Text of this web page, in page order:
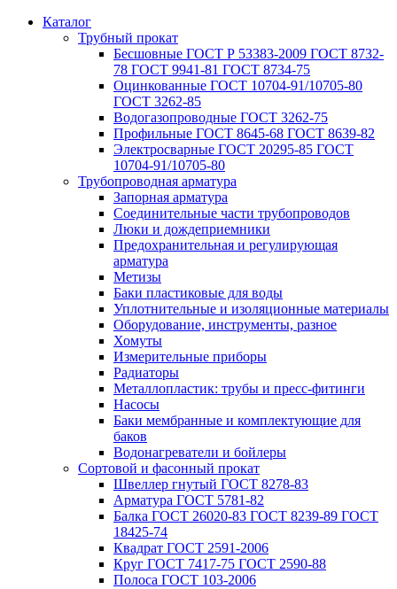
Каталог
Трубный прокат
Беcшовные ГОСТ Р 53383-2009 ГОСТ 8732-
78 ГОСТ 9941-81 ГОСТ 8734-75
Оцинкованные ГОСТ 10704-91/10705-80
ГОСТ 3262-85
Водогазопроводные ГОСТ 3262-75
Профильные ГОСТ 8645-68 ГОСТ 8639-82
Электросварные ГОСТ 20295-85 ГОСТ
10704-91/10705-80
Трубопроводная арматура
Запорная арматура
Соединительные части трубопроводов
Люки и дождеприемники
Предохранительная и регулирующая
арматура
Метизы
Баки пластиковые для воды
Уплотнительные и изоляционные материалы
Оборудование, инструменты, разное
Хомуты
Измерительные приборы
Радиаторы
Металлопластик: трубы и пресс-фитинги
Насосы
Баки мембранные и комплектующие для
баков
Водонагреватели и бойлеры
Сортовой и фасонный прокат
Швеллер гнутый ГОСТ 8278-83
Арматура ГОСТ 5781-82
Балка ГОСТ 26020-83 ГОСТ 8239-89 ГОСТ
18425-74
Квадрат ГОСТ 2591-2006
Круг ГОСТ 7417-75 ГОСТ 2590-88
Полоса ГОСТ 103-2006